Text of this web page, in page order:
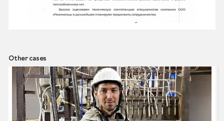
Other cases